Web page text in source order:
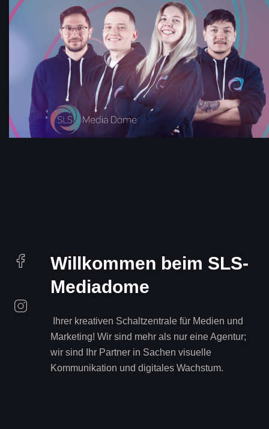
Willkommen beim SLS-
Mediadome
Ihrer kreativen Schaltzentrale für Medien und
Marketing! Wir sind mehr als nur eine Agentur;
wir sind Ihr Partner in Sachen visuelle
Kommunikation und digitales Wachstum.